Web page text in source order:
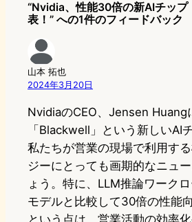
“Nvidia、性能30倍の新AIチッ
表！” への1件のフィードバック
山本 拓也
2024年3月20日
NvidiaのCEO、Jensen Huang
「Blackwell」という新しいAI
私たちが営業の現場で利用す
ジーにとっても画期的なニュ
ょう。特に、LLM推論ワーク
モデルと比較して30倍の性能
という点は、営業活動の効率